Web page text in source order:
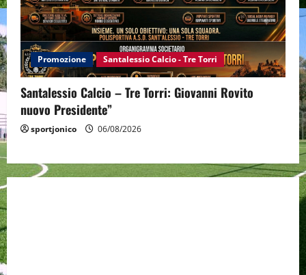
Promozione Santalessio Calcio - Tre Torri
Santalessio Calcio – Tre Torri: Giovanni Rovito
nuovo Presidente”
sportjonico 06/08/2026